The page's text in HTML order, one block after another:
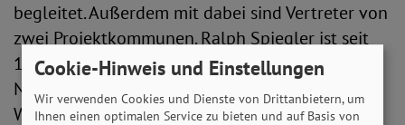
begleitet. Außerdem mit dabei sind Vertreter von
zwei Projektkommunen. Ralph Spiegler ist seit
1994 Bürgermeister der Verbandsgemeinde
Nieder-Olm in Rheinland-Pfalz und Rolf
Weinreich Vorsitzender der Steuerungsgruppe
Cookie-Hinweis und Einstellungen
Wir verwenden Cookies und Dienste von Drittanbietern, um
Ihnen einen optimalen Service zu bieten und auf Basis von